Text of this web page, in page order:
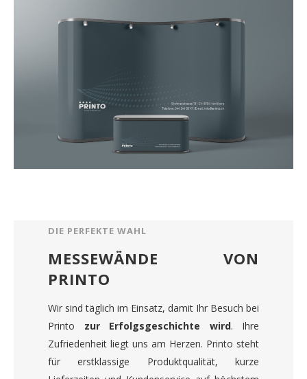
DIE PERFEKTE WAHL
MESSEWÄNDE VON
PRINTO
Wir sind täglich im Einsatz, damit Ihr Besuch bei
Printo zur Erfolgsgeschichte wird. Ihre
Zufriedenheit liegt uns am Herzen. Printo steht
für erstklassige Produktqualität, kurze